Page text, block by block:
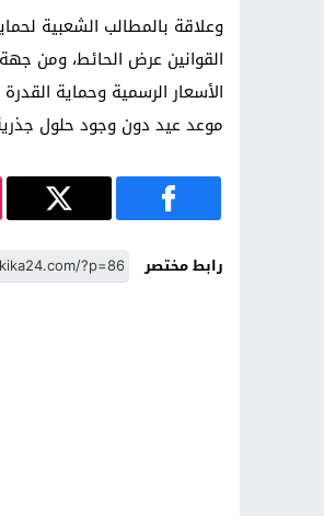
وعلاقة بالمطالب الشعبية
القوانين عرض الحائط، ومن
الأسعار الرسمية وحماية
موعد عيد دون وجود حلول
رابط مختصر